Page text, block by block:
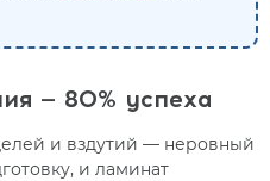
— 80% успеха
и вздутий — неровный
и ламинат